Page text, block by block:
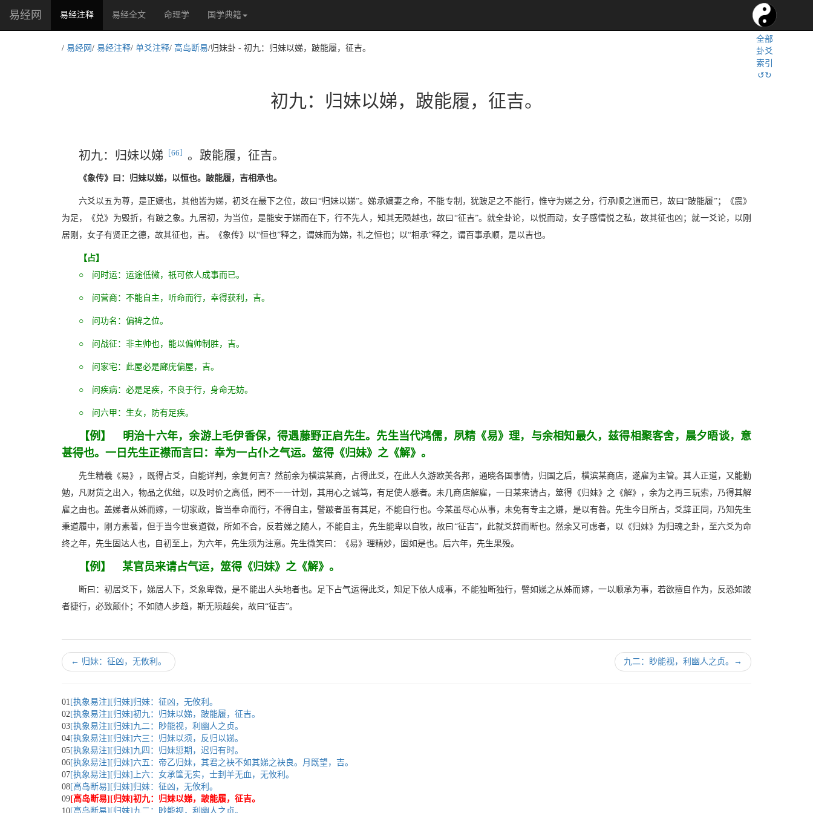
易经网 易经注释(current)易经全文 命理学 国学典籍
全部
卦爻
索引
↺↻
/ 易经网 / 易经注释/ 单爻注释/ 高岛断易/归妹卦 - 初九：归妹以娣，跛能履，征吉。
初九：归妹以娣，跛能履，征吉。
初九：归妹以娣 ［66］ 。跛能履，征吉。
《象传》曰：归妹以娣，以恒也。跛能履，吉相承也。
六爻以五为尊，是正嫡也，其他皆为娣，初爻在最下之位，故曰“归妹以娣”。娣承嫡妻之命，不能专制，犹跛足之不能行，惟守为娣之分，行承顺之道而已，故曰“跛能履”；《震》
为足，《兑》为毁折，有跛之象。九居初，为当位，是能安于娣而在下，行不先人，知其无陨越也，故曰“征吉”。就全卦论，以悦而动，女子感情悦之私，故其征也凶；就一爻论，以刚
居刚，女子有贤正之德，故其征也，吉。《象传》以“恒也”释之，谓妹而为娣，礼之恒也；以“相承”释之，谓百事承顺，是以吉也。
【占】
○ 问时运：运途低微，祇可依人成事而已。
○ 问营商：不能自主，听命而行，幸得获利，吉。
○ 问功名：偏裨之位。
○ 问战征：非主帅也，能以偏帅制胜，吉。
○ 问家宅：此屋必是廊庑偏屋，吉。
○ 问疾病：必是足疾，不良于行，身命无妨。
○ 问六甲：生女，防有足疾。
【例】 明治十六年，余游上毛伊香保，得遇藤野正启先生。先生当代鸿儒，夙精《易》理，与余相知最久，兹得相聚客舍，晨夕晤谈，意
甚得也。一日先生正襟而言曰：幸为一占仆之气运。筮得《归妹》之《解》。
先生精羲《易》，既得占爻，自能详判，余复何言？然前余为横滨某商，占得此爻，在此人久游欧美各邦，通晓各国事情，归国之后，横滨某商店，遂雇为主管。其人正道，又能勤
勉，凡财货之出入，物品之优绌，以及时价之高低，罔不一一计划，其用心之诚笃，有足使人感者。未几商店解雇，一日某来请占，筮得《归妹》之《解》，余为之再三玩索，乃得其解
雇之由也。盖娣者从姊而嫁，一切家政，皆当奉命而行，不得自主，譬跛者虽有其足，不能自行也。今某虽尽心从事，未免有专主之嫌，是以有咎。先生今日所占，爻辞正同，乃知先生
秉道履中，刚方素著，但于当今世衰道微，所如不合，反若娣之随人，不能自主，先生能卑以自牧，故曰“征吉”，此就爻辞而断也。然余又可虑者，以《归妹》为归魂之卦，至六爻为命
终之年，先生固达人也，自初至上，为六年，先生须为注意。先生微笑曰：《易》理精妙，固如是也。后六年，先生果殁。
【例】 某官员来请占气运，筮得《归妹》之《解》。
断曰：初居爻下，娣居人下，爻象卑微，是不能出人头地者也。足下占气运得此爻，知足下依人成事，不能独断独行，譬如娣之从姊而嫁，一以顺承为事，若欲擅自作为，反恐如跛
者捷行，必致颠仆；不如随人步趋，斯无陨越矣，故曰“征吉”。
← 归妹：征凶，无攸利。 九二：眇能视，利幽人之贞。 →
01 [执象易注][归妹]归妹：征凶，无攸利。
02[执象易注][归妹]初九：归妹以娣，跛能履，征吉。
03[执象易注][归妹]九二：眇能视，利幽人之贞。
04[执象易注][归妹]六三：归妹以须，反归以娣。
05[执象易注][归妹]九四：归妹愆期，迟归有时。
06[执象易注][归妹]六五：帝乙归妹，其君之袂不如其娣之袂良。月既望，吉。
07[执象易注][归妹]上六：女承筐无实，士刲羊无血，无攸利。
08[高岛断易][归妹]归妹：征凶，无攸利。
09[高岛断易][归妹]初九：归妹以娣，跛能履，征吉。
10[高岛断易][归妹]九二：眇能视，利幽人之贞。